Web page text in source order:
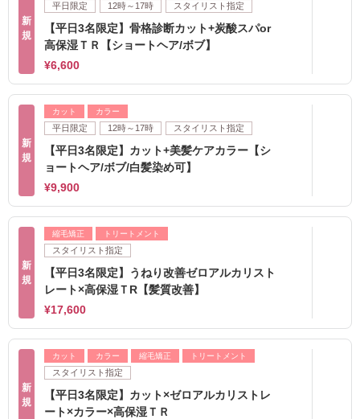
新
規
平日限定 12時～17時 スタイリスト指定
【平日3名限定】骨格診断カット+炭酸スパor
高保湿ＴＲ【ショートヘア/ボブ】
¥6,600
新
規
カット カラー
平日限定 12時～17時 スタイリスト指定
【平日3名限定】カット+美髪ケアカラー【シ
ョートヘア/ボブ/白髪染め可】
¥9,900
新
規
縮毛矯正 トリートメント
スタイリスト指定
【平日3名限定】うねり改善ゼロアルカリスト
レート×高保湿ＴR【髪質改善】
¥17,600
新
規
カット カラー 縮毛矯正 トリートメント
スタイリスト指定
【平日3名限定】カット×ゼロアルカリストレ
ート×カラー×高保湿ＴＲ